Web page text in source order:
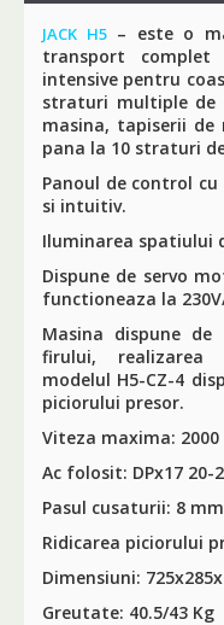
JACK H5– este o
transport
intensive pentru
straturi multiple de
masina, tapiserii de
pana la 10 straturi
Panoul de control
si intuitiv.
Iluminarea spatiului
Dispune de servo
functioneaza la
Masina dispune
firului,
modelul H5-CZ-4
piciorului presor.
Viteza maxima:
Ac folosit: DPx17 20-
Pasul cusaturii: 8 mm
Ridicarea piciorului
Dimensiuni:
Greutate: 40.5/43 Kg